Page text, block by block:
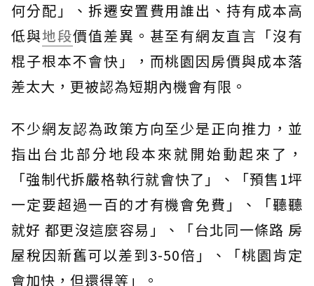
何分配」、拆遷安置費用誰出、持有成本高
低與地段價值差異。甚至有網友直言「沒有
棍子根本不會快」，而桃園因房價與成本落
差太大，更被認為短期內機會有限。
不少網友認為政策方向至少是正向推力，並
指出台北部分地段本來就開始動起來了，
「強制代拆嚴格執行就會快了」、「預售1坪
一定要超過一百的才有機會免費」、「聽聽
就好 都更沒這麼容易」、「台北同一條路 房
屋稅因新舊可以差到3-50倍」、「桃園肯定
會加快，但還得等」。